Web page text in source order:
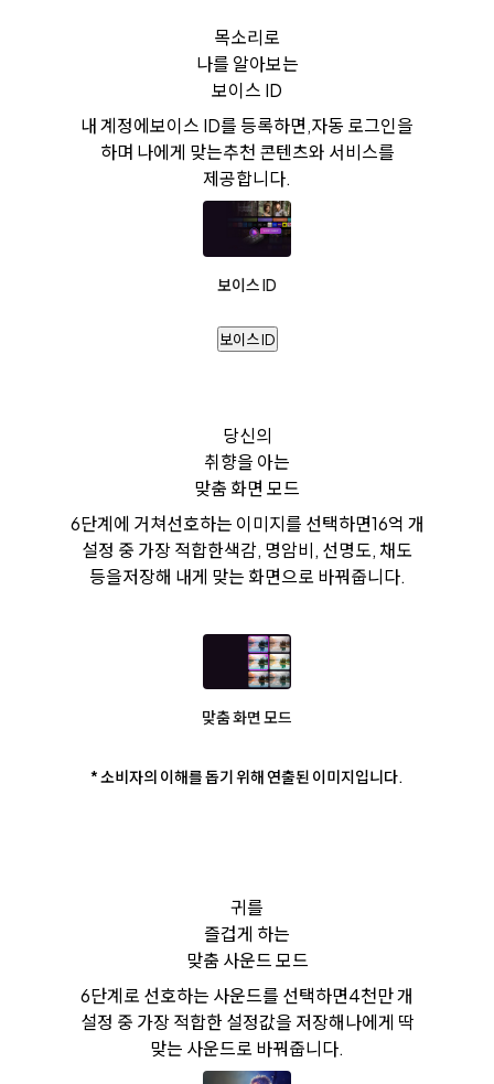
목소리로
나를 알아보는
보이스 ID
내 계정에보이스 ID를 등록하면,자동 로그인을
하며 나에게 맞는추천 콘텐츠와 서비스를
제공합니다.
보이스 ID
보이스 ID
당신의
취향을 아는
맞춤 화면 모드
6단계에 거쳐선호하는 이미지를 선택하면16억 개
설정 중 가장 적합한색감, 명암비, 선명도, 채도
등을저장해 내게 맞는 화면으로 바꿔줍니다.
맞춤 화면 모드
* 소비자의 이해를 돕기 위해 연출된 이미지입니다.
귀를
즐겁게 하는
맞춤 사운드 모드
6단계로 선호하는 사운드를 선택하면4천만 개
설정 중 가장 적합한 설정값을 저장해나에게 딱
맞는 사운드로 바꿔줍니다.